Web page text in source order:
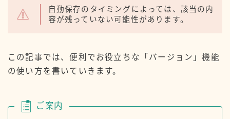
自動保存のタイミングによっては、該当の内
容が残っていない可能性があります。
この記事では、便利でお役立ちな「バージョン」機能
の使い方を書いていきます。
ご案内